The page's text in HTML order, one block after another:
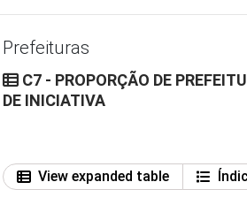
Prefeituras
C7 - PROPORÇÃO DE
DE INICIATIVA
View expanded table